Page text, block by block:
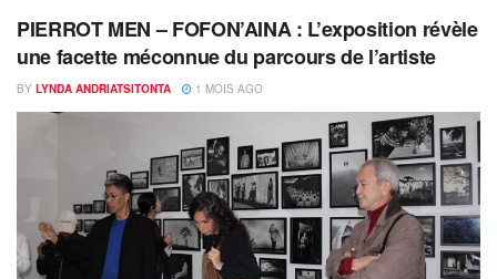
PIERROT MEN – FOFON’AINA : L’exposition révèle
une facette méconnue du parcours de l’artiste
BY LYNDA ANDRIATSITONTA 1 MOIS AGO